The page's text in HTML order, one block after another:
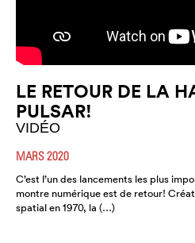
LE RETOUR DE LA
PULSAR!
VIDÉO
MARS 2020
C’est l’un des lancements les plus
montre numérique est de retour!
spatial en 1970, la (…)